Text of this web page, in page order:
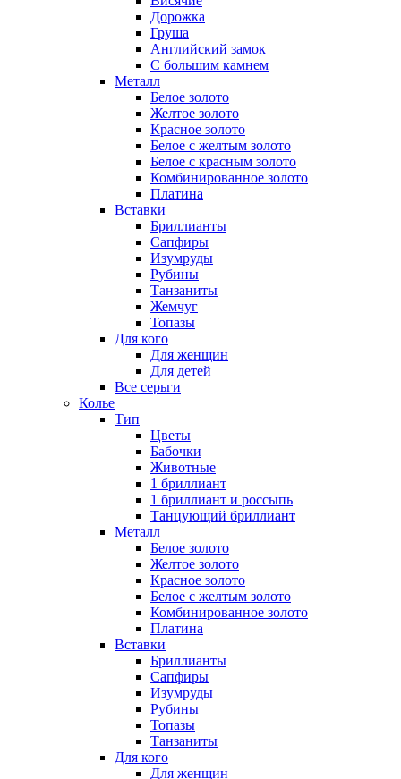
Дорожка
Груша
Английский замок
С большим камнем
Металл
Белое золото
Желтое золото
Красное золото
Белое с желтым золото
Белое с красным золото
Комбинированное золото
Платина
Вставки
Бриллианты
Сапфиры
Изумруды
Рубины
Танзаниты
Жемчуг
Топазы
Для кого
Для женщин
Для детей
Все серьги
Колье
Тип
Цветы
Бабочки
Животные
1 бриллиант
1 бриллиант и россыпь
Танцующий бриллиант
Металл
Белое золото
Желтое золото
Красное золото
Белое с желтым золото
Комбинированное золото
Платина
Вставки
Бриллианты
Сапфиры
Изумруды
Рубины
Топазы
Танзаниты
Для кого
Для женщин